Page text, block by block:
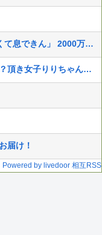
【画像】X女子「ガチでこういう彼氏欲しくて息できん」 2000万バズ
みい山、アニメ化どころの話では無くなる？頂き女子りりちゃん界隈（反社）との繫がりが見付かったと話題に
届け！
Powered by livedoor 相互RSS